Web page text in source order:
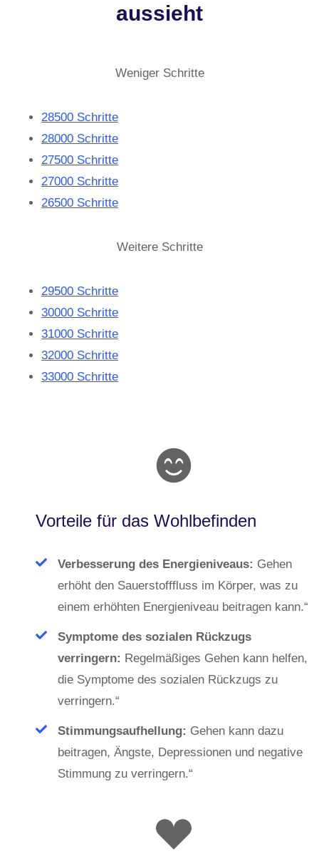
aussieht
Weniger Schritte
28500 Schritte
28000 Schritte
27500 Schritte
27000 Schritte
26500 Schritte
Weitere Schritte
29500 Schritte
30000 Schritte
31000 Schritte
32000 Schritte
33000 Schritte
Vorteile für das Wohlbefinden
Verbesserung des Energieniveaus: Gehen
erhöht den Sauerstofffluss im Körper, was zu
einem erhöhten Energieniveau beitragen kann.“
Symptome des sozialen Rückzugs
verringern: Regelmäßiges Gehen kann helfen,
die Symptome des sozialen Rückzugs zu
verringern.“
Stimmungsaufhellung: Gehen kann dazu
beitragen, Ängste, Depressionen und negative
Stimmung zu verringern.“